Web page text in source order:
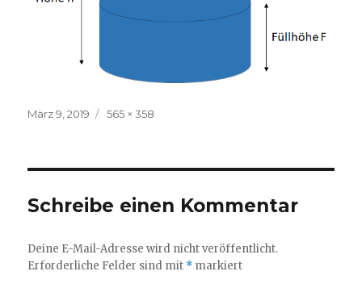
Veröffentlicht
März 9, 2019
Volle
565 × 358
Schreibe einen Kommentar
Deine E-Mail-Adresse wird nicht veröffentlicht.
Erforderliche Felder sind mit * markiert